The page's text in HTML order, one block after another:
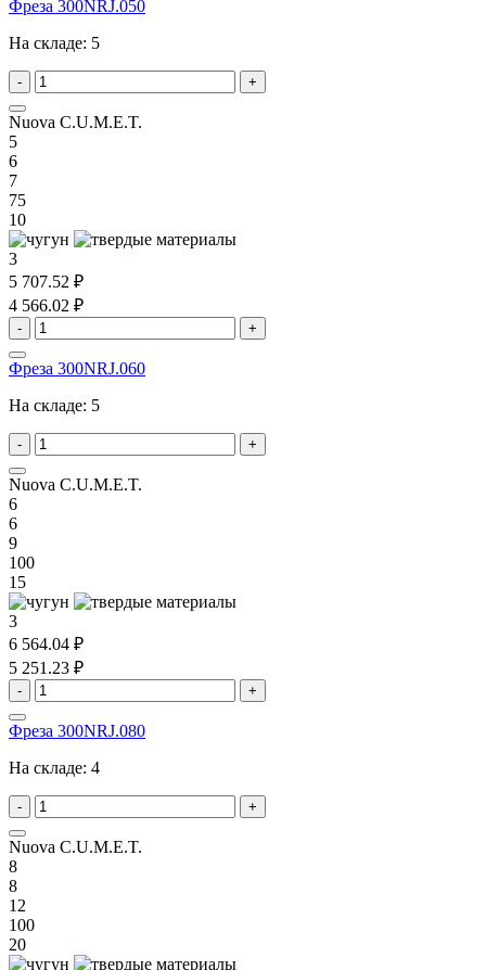
Фреза 300NRJ.050
На складе: 5
- +
Nuova C.U.M.E.T.
5
6
7
75
10
3
5 707.52 ₽
4 566.02 ₽
- +
Фреза 300NRJ.060
На складе: 5
- +
Nuova C.U.M.E.T.
6
6
9
100
15
3
6 564.04 ₽
5 251.23 ₽
- +
Фреза 300NRJ.080
На складе: 4
- +
Nuova C.U.M.E.T.
8
8
12
100
20